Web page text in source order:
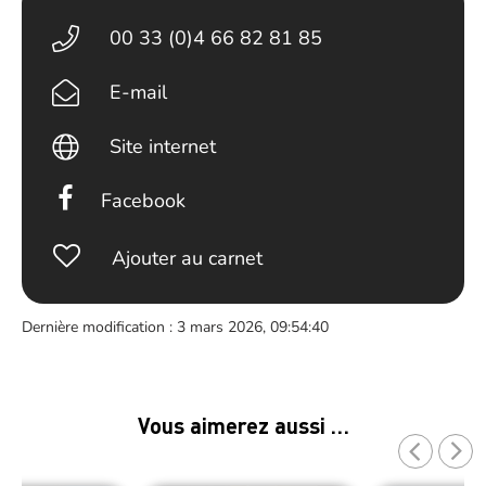
00 33 (0)4 66 82 81 85
E-mail
Site internet
Facebook
Ajouter au carnet
Dernière modification : 3 mars 2026, 09:54:40
Vous aimerez aussi …